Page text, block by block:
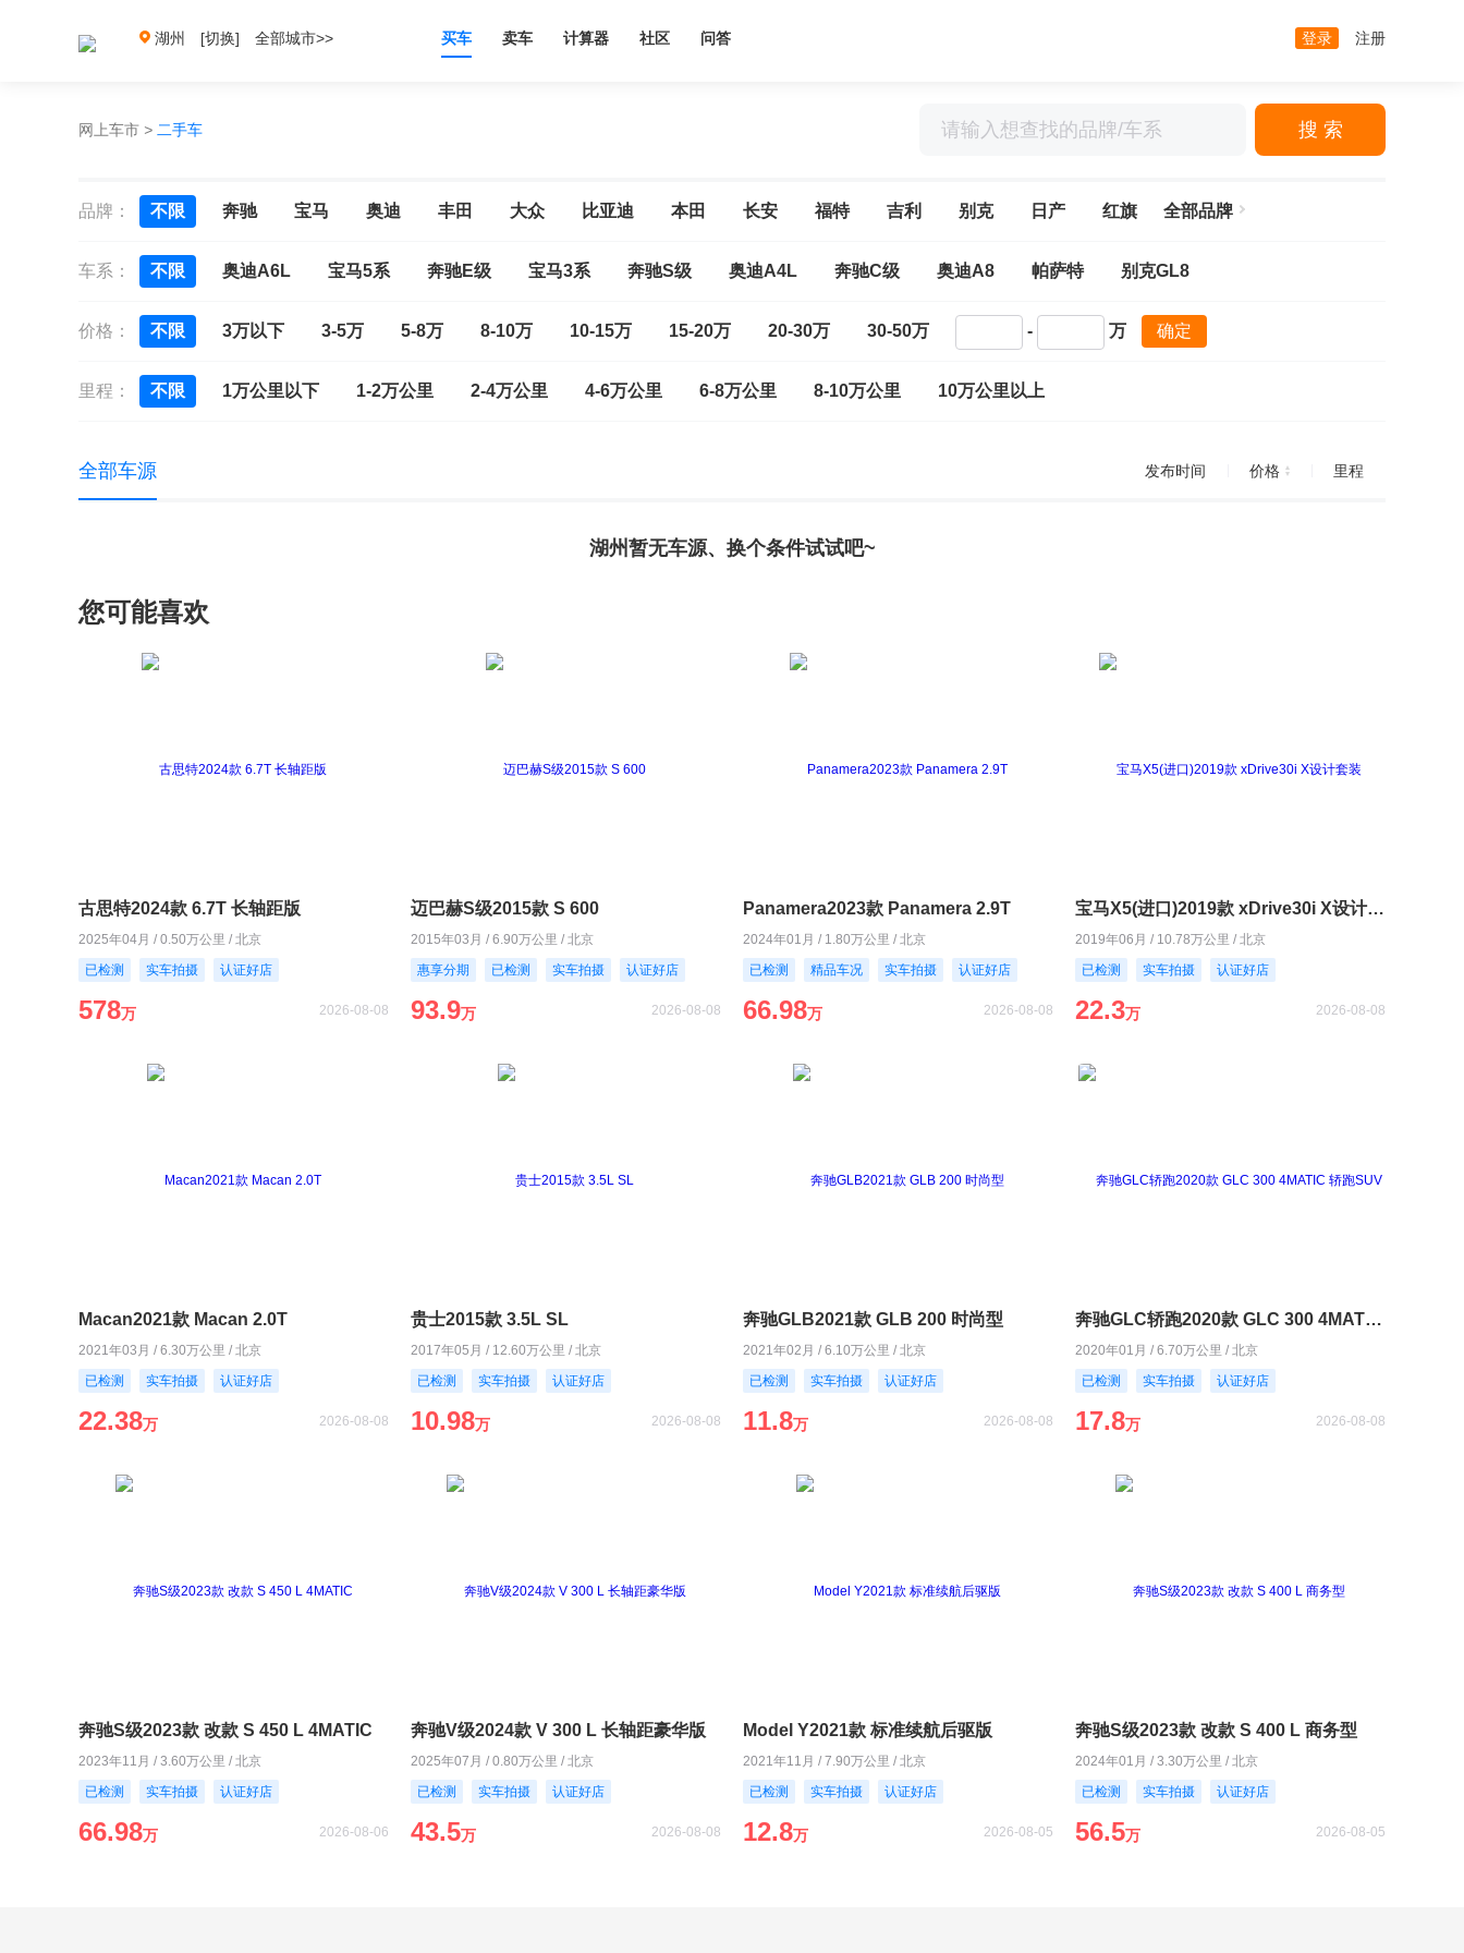
湖州 [切换] 全部城市>> 买车 卖车 计算器 社区 问答 登录 注册
网上车市 > 二手车 搜 索
品牌： 不限 奔驰 宝马 奥迪 丰田 大众 比亚迪 本田 长安 福特 吉利 别克 日产 红旗 全部品牌
车系： 不限 奥迪A6L 宝马5系 奔驰E级 宝马3系 奔驰S级 奥迪A4L 奔驰C级 奥迪A8 帕萨特 别克GL8
价格： 不限 3万以下 3-5万 5-8万 8-10万 10-15万 15-20万 20-30万 30-50万 - 万 确定
里程： 不限 1万公里以下 1-2万公里 2-4万公里 4-6万公里 6-8万公里 8-10万公里 10万公里以上
全部车源 发布时间 价格 里程
湖州暂无车源、换个条件试试吧~
您可能喜欢
古思特2024款 6.7T 长轴距版
2025年04月 / 0.50万公里 / 北京
已检测
实车拍摄 认证好店
578万 2026-08-08
迈巴赫S级2015款 S 600
2015年03月 / 6.90万公里 / 北京
惠享分期
已检测 实车拍摄 认证好店
93.9万 2026-08-08
Panamera2023款 Panamera 2.9T
2024年01月 / 1.80万公里 / 北京
已检测
精品车况 实车拍摄 认证好店
66.98万 2026-08-08
宝马X5(进口)2019款 xDrive30i X设计套装
2019年06月 / 10.78万公里 / 北京
已检测
实车拍摄 认证好店
22.3万 2026-08-08
Macan2021款 Macan 2.0T
2021年03月 / 6.30万公里 / 北京
已检测
实车拍摄 认证好店
22.38万 2026-08-08
贵士2015款 3.5L SL
2017年05月 / 12.60万公里 / 北京
已检测
实车拍摄 认证好店
10.98万 2026-08-08
奔驰GLB2021款 GLB 200 时尚型
2021年02月 / 6.10万公里 / 北京
已检测
实车拍摄 认证好店
11.8万 2026-08-08
奔驰GLC轿跑2020款 GLC 300 4MATIC 轿跑SUV
2020年01月 / 6.70万公里 / 北京
已检测
实车拍摄 认证好店
17.8万 2026-08-08
奔驰S级2023款 改款 S 450 L 4MATIC
2023年11月 / 3.60万公里 / 北京
已检测
实车拍摄 认证好店
66.98万 2026-08-06
奔驰V级2024款 V 300 L 长轴距豪华版
2025年07月 / 0.80万公里 / 北京
已检测
实车拍摄 认证好店
43.5万 2026-08-08
Model Y2021款 标准续航后驱版
2021年11月 / 7.90万公里 / 北京
已检测
实车拍摄 认证好店
12.8万 2026-08-05
奔驰S级2023款 改款 S 400 L 商务型
2024年01月 / 3.30万公里 / 北京
已检测
实车拍摄 认证好店
56.5万 2026-08-05